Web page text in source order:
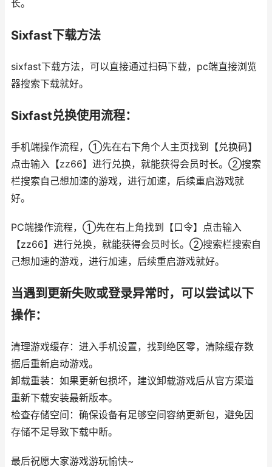
长。
Sixfast下载方法
sixfast下载方法，可以直接通过扫码下载，pc端直接浏览
器搜索下载就好。
Sixfast兑换使用流程：
手机端操作流程，①先在右下角个人主页找到【兑换码】
点击输入【zz66】进行兑换，就能获得会员时长。②搜索
栏搜索自己想加速的游戏，进行加速，后续重启游戏就
好。
PC端操作流程，①先在右上角找到【口令】点击输入
【zz66】进行兑换，就能获得会员时长。②搜索栏搜索自
己想加速的游戏，进行加速，后续重启游戏就好。
当遇到更新失败或登录异常时，可以尝试以下
操作：
清理游戏缓存：进入手机设置，找到绝区零，清除缓存数
据后重新启动游戏。
卸载重装：如果更新包损坏，建议卸载游戏后从官方渠道
重新下载安装最新版本。
检查存储空间：确保设备有足够空间容纳更新包，避免因
存储不足导致下载中断。
最后祝愿大家游戏游玩愉快~